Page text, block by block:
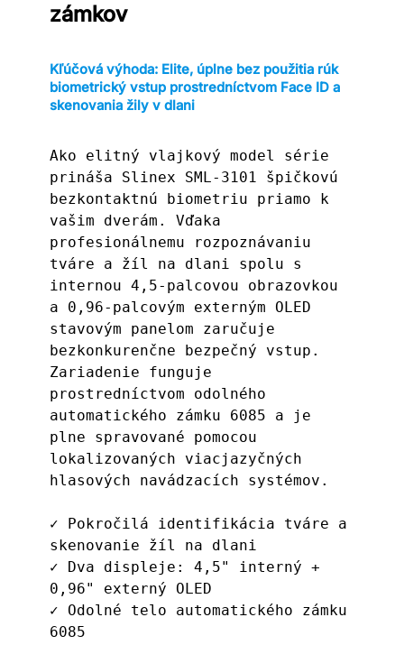
zámkov
Kľúčová výhoda: Elite, úplne bez použitia rúk
biometrický vstup prostredníctvom Face ID a
skenovania žily v dlani
Ako elitný vlajkový model série
prináša Slinex SML-3101 špičkovú
bezkontaktnú biometriu priamo k
vašim dverám. Vďaka
profesionálnemu rozpoznávaniu
tváre a žíl na dlani spolu s
internou 4,5-palcovou obrazovkou
a 0,96-palcovým externým OLED
stavovým panelom zaručuje
bezkonkurenčne bezpečný vstup.
Zariadenie funguje
prostredníctvom odolného
automatického zámku 6085 a je
plne spravované pomocou
lokalizovaných viacjazyčných
hlasových navádzacích systémov.
✓ Pokročilá identifikácia tváre a
skenovanie žíl na dlani
✓ Dva displeje: 4,5" interný +
0,96" externý OLED
✓ Odolné telo automatického zámku
6085